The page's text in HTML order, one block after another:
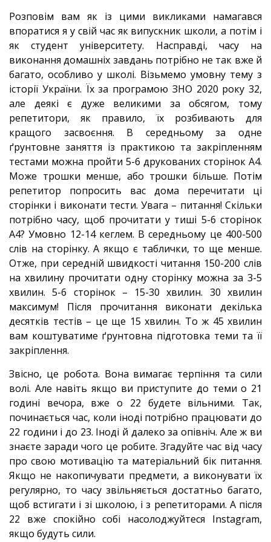
Розповім вам як із цими викликами намагався
впоратися я у свій час як випускник школи, а потім і
як студент університету. Насправді, часу на
виконання домашніх завдань потрібно не так вже й
багато, особливо у школі. Візьмемо умовну тему з
історії України. Їх за програмою ЗНО 2020 року 32,
але деякі є дуже великими за обсягом, тому
репетитори, як правило, їх розбивають для
кращого засвоєння. В середньому за одне
ґрунтовне заняття із практикою та закріпленням
тестами можна пройти 5-6 друкованих сторінок А4.
Може трошки менше, або трошки більше. Потім
репетитор попросить вас дома перечитати ці
сторінки і виконати тести. Увага – питання! Скільки
потрібно часу, щоб прочитати у тиші 5-6 сторінок
А4? Умовно 12-14 кеглем. В середньому це 400-500
слів на сторінку. А якщо є таблички, то ще менше.
Отже, при середній швидкості читання 150-200 слів
на хвилину прочитати одну сторінку можна за 3-5
хвилин. 5-6 сторінок – 15-30 хвилин. 30 хвилин
максимум! Після прочитання виконати декілька
десятків тестів – це ще 15 хвилин. То ж 45 хвилин
вам коштуватиме ґрунтовна підготовка теми та її
закріплення.
Звісно, це робота. Вона вимагає терпіння та сили
волі. Але навіть якщо ви приступите до теми о 21
годині вечора, вже о 22 будете вільними. Так,
починається час, коли іноді потрібно працювати до
22 години і до 23. Іноді й далеко за опівніч. Але ж ви
знаєте заради чого це робите. Згадуйте час від часу
про свою мотивацію та матеріальний бік питання.
Якщо не накопичувати предмети, а виконувати їх
регулярно, то часу звільняється достатньо багато,
щоб встигати і зі школою, і з репетиторами. А після
22 вже спокійно собі насолоджуйтеся Instagram,
якщо будуть сили.